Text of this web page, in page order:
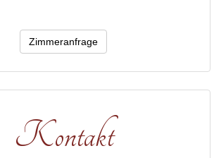
Zimmeranfrage
Kontakt